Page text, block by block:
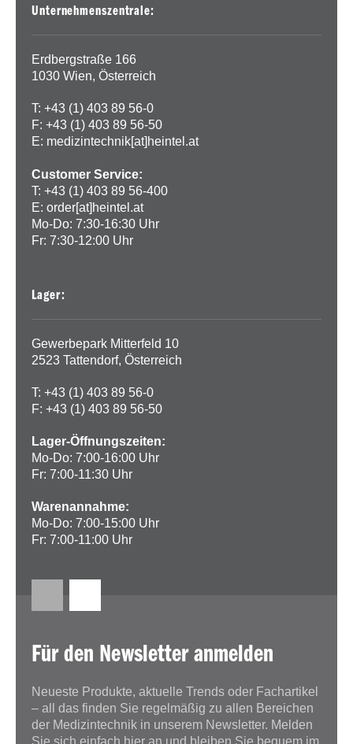
Unternehmenszentrale:
Erdbergstraße 166
1030 Wien, Österreich
T: +43 (1) 403 89 56-0
F: +43 (1) 403 89 56-50
E: medizintechnik[at]heintel.at
Customer Service:
T: +43 (1) 403 89 56-400
E: order[at]heintel.at
Mo-Do: 7:30-16:30 Uhr
Fr: 7:30-12:00 Uhr
Lager:
Gewerbepark Mitterfeld 10
2523 Tattendorf, Österreich
T: +43 (1) 403 89 56-0
F: +43 (1) 403 89 56-50
Lager-Öffnungszeiten:
Mo-Do: 7:00-16:00 Uhr
Fr: 7:00-11:30 Uhr
Warenannahme:
Mo-Do: 7:00-15:00 Uhr
Fr: 7:00-11:00 Uhr
Für den Newsletter anmelden
Neueste Produkte, aktuelle Trends oder Fachartikel
– all das finden Sie regelmäßig zu allen Bereichen
der Medizintechnik in unserem Newsletter. Melden